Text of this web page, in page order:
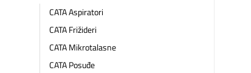
CATA Aspiratori
CATA Frižideri
CATA Mikrotalasne
CATA Posuđe